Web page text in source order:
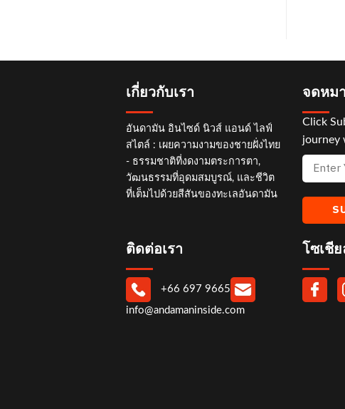
เกี่ยวกับเรา
อันดามัน อินไซด์ นิวส์ แอนด์ ไลฟ์
สไตล์ : เผยความงามของชายฝั่งไทย
- ธรรมชาติที่งดงามตระการตา,
วัฒนธรรมที่อุดมสมบูรณ์, และชีวิต
ที่เต็มไปด้วยสีสันของทะเลอันดามัน
จดหม
Click
journey
ติดต่อเรา
+66 697 9665
info@andamaninside.com
โซเชี